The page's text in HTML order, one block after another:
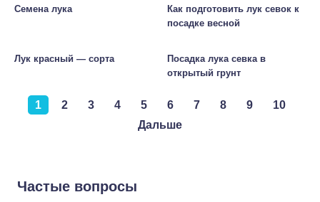
Семена лука
Как подготовить лук севок к
посадке весной
Лук красный — сорта
Посадка лука севка в
открытый грунт
1 2 3 4 5 6 7 8 9
10
Дальше
Частые вопросы